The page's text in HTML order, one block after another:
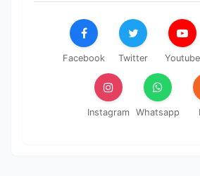
Facebook Twitter Youtube
Instagram Whatsapp